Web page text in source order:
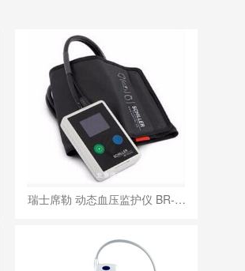
瑞士席勒 动态血压监护仪 BR-…